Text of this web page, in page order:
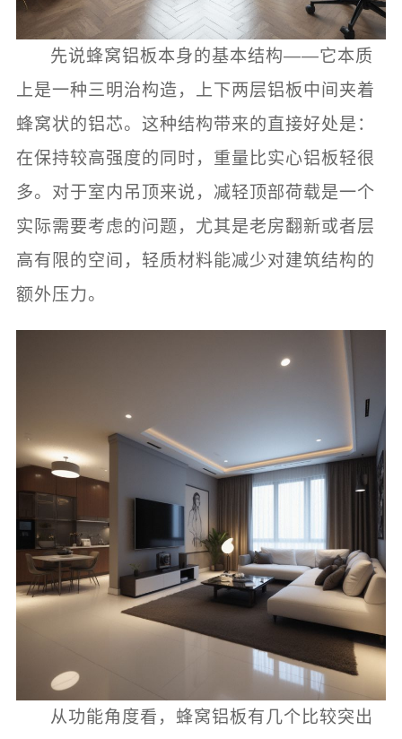
先说蜂窝铝板本身的基本结构——它本质
上是一种三明治构造，上下两层铝板中间夹着
蜂窝状的铝芯。这种结构带来的直接好处是：
在保持较高强度的同时，重量比实心铝板轻很
多。对于室内吊顶来说，减轻顶部荷载是一个
实际需要考虑的问题，尤其是老房翻新或者层
高有限的空间，轻质材料能减少对建筑结构的
额外压力。
从功能角度看，蜂窝铝板有几个比较突出